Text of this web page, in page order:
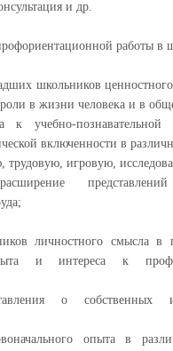
и др.
работы в
школьников
в жизни человека и в
учебно-познавательной
включенности в
трудовую, игровую,
личностного смысла в
и интереса к
о собственных
опыта в